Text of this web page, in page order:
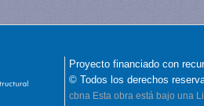
Proyecto financiado con
© Todos los derechos
cbna Esta obra está bajo una